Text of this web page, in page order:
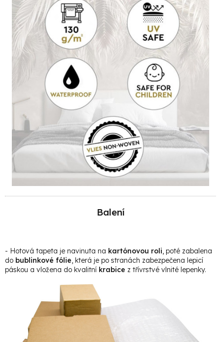
Balení
- Hotová tapeta je navinuta na kartónovou roli, poté zabalena
do bublinkové fólie, která je po stranách zabezpečena lepicí
páskou a vložena do kvalitní krabice z třívrstvé vlnité lepenky.